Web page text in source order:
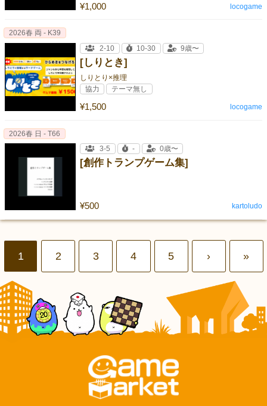
¥1,000 locogame
[しりとき]
しりとり×推理
¥1,500
2026春 両 - K39
2-10
10-30 9歳〜
協力 テーマ無し
locogame
[創作トランプゲーム集]
¥500
2026春 日 - T66
3-5
- 0歳〜
kartoludo
1 2 3 4 5 › »